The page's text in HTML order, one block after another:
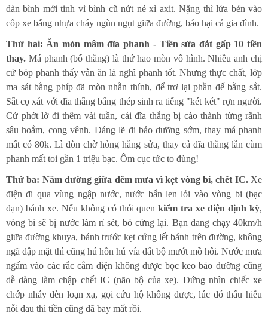
dàn bình mới tinh vì bình cũ nứt nẻ xì axit. Nặng thì lửa bén vào
cốp xe bằng nhựa cháy ngùn ngụt giữa đường, báo hại cả gia đình.
Thứ hai: Ăn mòn mâm đĩa phanh - Tiền sửa đắt gấp 10 tiền
thay. Má phanh (bố thắng) là thứ hao mòn vô hình. Nhiều anh chị
cứ bóp phanh thấy vẫn ăn là nghĩ phanh tốt. Nhưng thực chất, lớp
ma sát bằng phíp đã mòn nhẵn thính, để trơ lại phần đế bằng sắt.
Sắt cọ xát với đĩa thắng bằng thép sinh ra tiếng "két két" rợn người.
Cứ phớt lờ đi thêm vài tuần, cái đĩa thắng bị cào thành từng rãnh
sâu hoắm, cong vênh. Đáng lẽ đi bảo dưỡng sớm, thay má phanh
mất có 80k. Lì đòn chờ hỏng hẵng sửa, thay cả đĩa thắng lẫn cùm
phanh mất toi gần 1 triệu bạc. Ôm cục tức to đùng!
Thứ ba: Nằm đường giữa đêm mưa vì kẹt vòng bi, chết IC.Xe
điện đi qua vùng ngập nước, nước bẩn len lỏi vào vòng bi (bạc
đạn) bánh xe. Nếu không có thói quenkiểm tra xe điện định kỳ,
vòng bi sẽ bị nước làm rỉ sét, bó cứng lại. Bạn đang chạy 40km/h
giữa đường khuya, bánh trước kẹt cứng lết bánh trên đường, không
ngã dập mặt thì cũng hú hồn hú vía dắt bộ mướt mồ hôi. Nước mưa
ngấm vào các rắc cắm điện không được bọc keo bảo dưỡng cũng
dễ dàng làm chập chết IC (não bộ của xe). Đứng nhìn chiếc xe
chớp nháy đèn loạn xạ, gọi cứu hộ không được, lúc đó thấu hiểu
nỗi đau thì tiền cũng đã bay mất rồi.